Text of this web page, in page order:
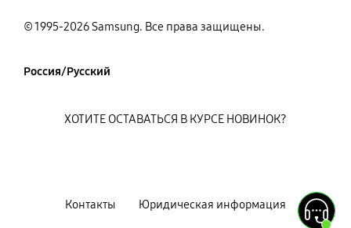
© 1995-2026 Samsung. Все права защищены.
Россия/Русский
Контакты Юридическая информация
ХОТИТЕ ОСТАВАТЬСЯ В КУРСЕ НОВИНОК?